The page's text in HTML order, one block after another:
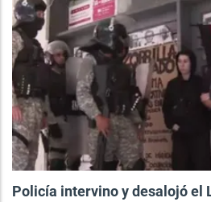
Policía intervino y desalojó el